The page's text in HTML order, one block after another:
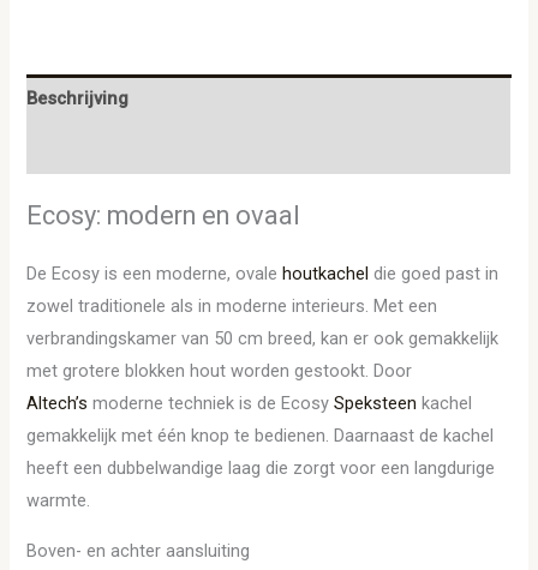
Beschrijving
Ecosy: modern en ovaal
De Ecosy is een moderne, ovalehoutkachel die goed past in
zowel traditionele als in moderne interieurs. Met een
verbrandingskamer van 50 cm breed, kan er ook gemakkelijk
met grotere blokken hout worden gestookt. Door
Altech’s moderne techniek is de EcosySpeksteen kachel
gemakkelijk met één knop te bedienen. Daarnaast de kachel
heeft een dubbelwandige laag die zorgt voor een langdurige
warmte.
Boven- en achter aansluiting